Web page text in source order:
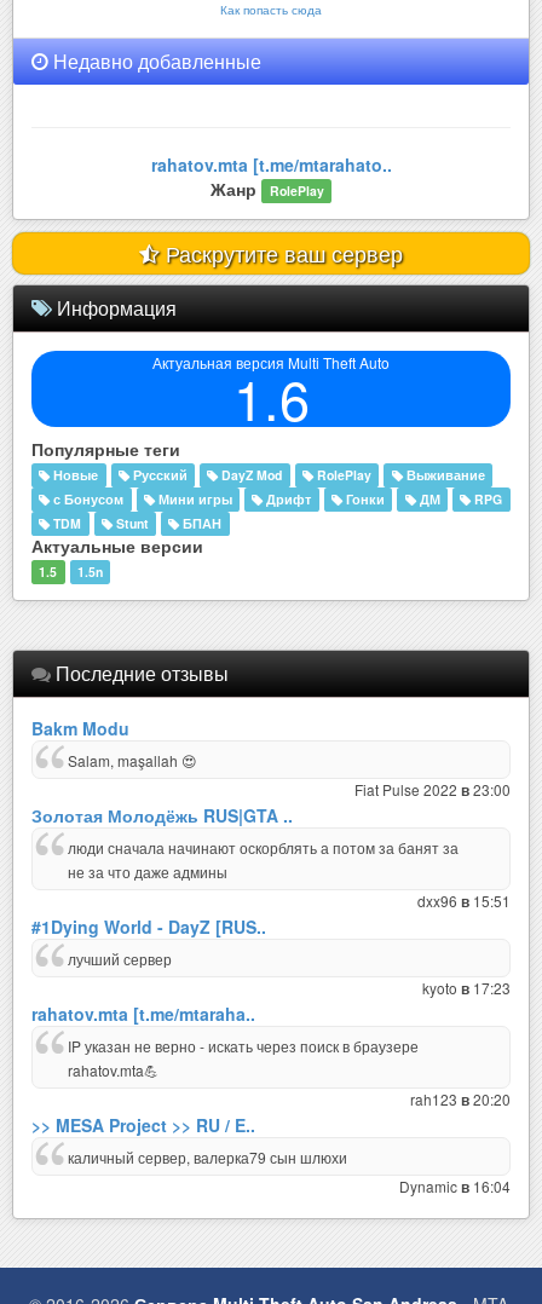
Как попасть сюда
Недавно добавленные
rahatov.mta [t.me/mtarahato..
Жанр
RolePlay
Раскрутите ваш сервер
Информация
Актуальная версия Multi Theft Auto
1.6
Популярные теги
Новые Русский DayZ Mod RolePlay
Выживание
с Бонусом
Мини игры Дрифт Гонки ДМ
RPG
TDM
Stunt БПАН
Актуальные версии
1.5 1.5n
Последние отзывы
Bakm Modu
Salam, maşallah 😍
Fiat Pulse 2022 в23:00
Золотая Молодёжь RUS|GTA ..
люди сначала начинают оскорблять а потом за банят за
не за что даже админы
dxx96 в 15:51
#1Dying World - DayZ [RUS..
лучший сервер
kyoto в 17:23
rahatov.mta [t.me/mtaraha..
IP указан не верно - искать через поиск в браузере
rahatov.mta💪
rah123 в20:20
>> MESA Project >> RU / E..
каличный сервер, валерка79 сын шлюхи
Dynamicв 16:04